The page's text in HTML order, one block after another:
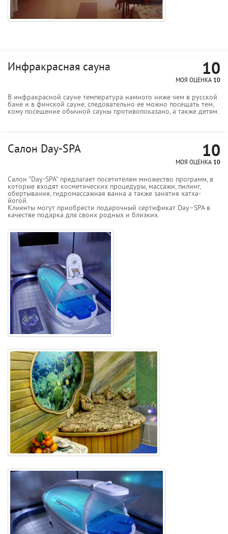
Инфракрасная сауна 10
МОЯ ОЦЕНКА 10
В инфракрасной сауне температура намного ниже чем в русской
бане и в финской сауне, следовательно ее можно посещать тем,
кому посещение обычной сауны противопоказано, а также детям.
Салон Day-SPA 10
МОЯ ОЦЕНКА 10
Салон "Day-SPA" предлагает посетителям множество программ, в
которые входят косметических процедуры, массажи, пилинг,
обертывания, гидромассажная ванна а также занятия хатха-
йогой.
Клиенты могут приобрести подарочный сертификат Day–SPA в
качестве подарка для своих родных и близких.